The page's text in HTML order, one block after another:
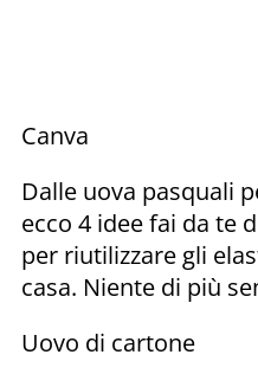
Canva
Dalle uova pasquali
ecco 4 idee fai da te
per riutilizzare gli
casa. Niente di più
Uovo di cartone